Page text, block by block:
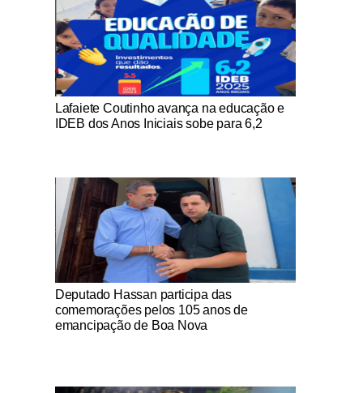
Notícias Católicas
Lafaiete Coutinho avança na educação e
IDEB dos Anos Iniciais sobe para 6,2
Notícias Católicas
Deputado Hassan participa das
comemorações pelos 105 anos de
emancipação de Boa Nova